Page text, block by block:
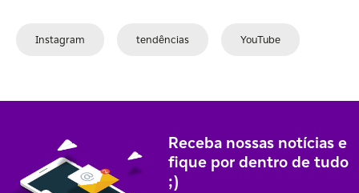
Instagram tendências YouTube
Receba nossas notícias e
fique por dentro de tudo
;)